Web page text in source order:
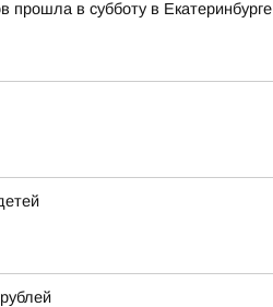
в субботу в Екатеринбурге